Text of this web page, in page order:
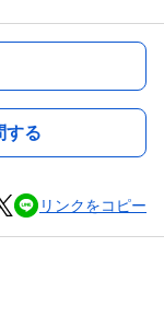
する
リンクをコピー